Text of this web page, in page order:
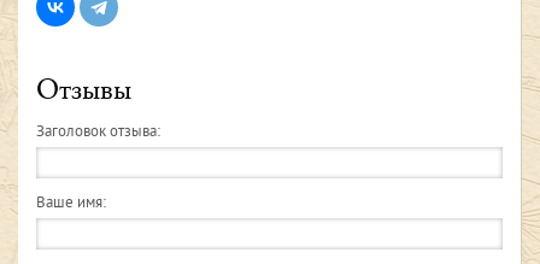
Отзывы
Заголовок отзыва:
Ваше имя: